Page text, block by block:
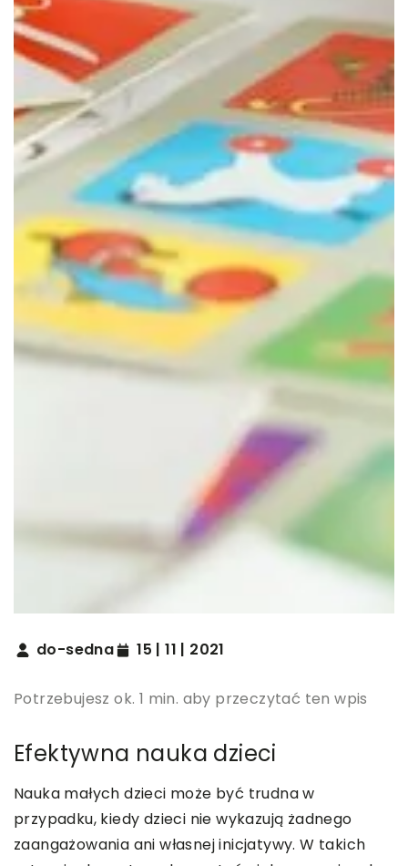
do-sedna 15 | 11 | 2021
Potrzebujesz ok. 1 min. aby przeczytać ten wpis
Efektywna nauka dzieci
Nauka małych dzieci może być trudna w
przypadku, kiedy dzieci nie wykazują żadnego
zaangażowania ani własnej inicjatywy. W takich